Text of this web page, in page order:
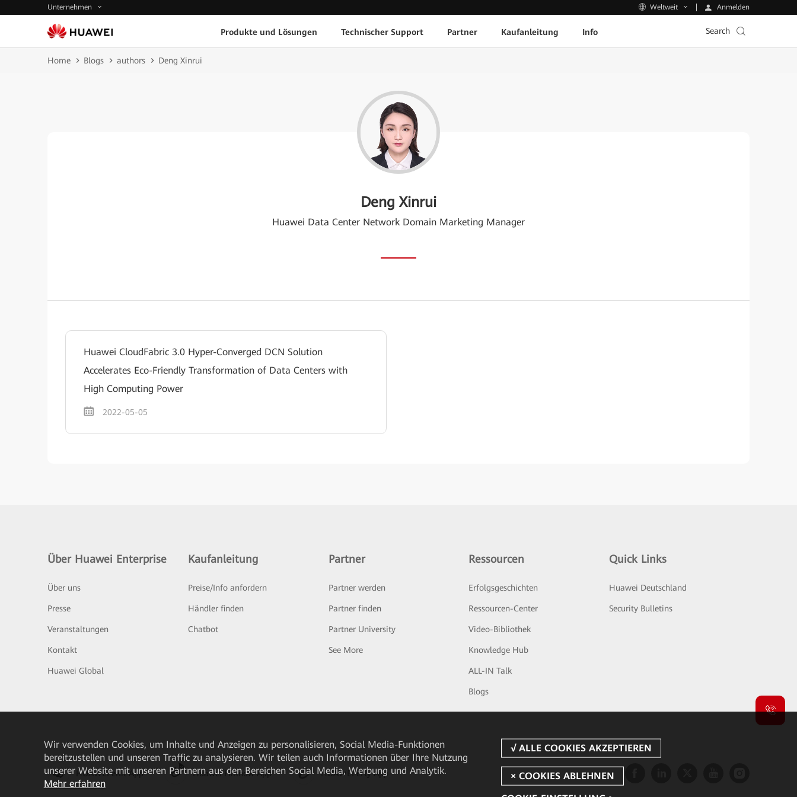
Unternehmen Weltweit Anmelden
Produkte und Lösungen Technischer Support Partner Kaufanleitung Info Search
Home Blogs authors Deng Xinrui
Deng Xinrui
Huawei Data Center Network Domain Marketing Manager
Huawei CloudFabric 3.0 Hyper-Converged DCN Solution
Accelerates Eco-Friendly Transformation of Data Centers with
High Computing Power
2022-05-05
Über Huawei Enterprise
Über uns
Presse
Veranstaltungen
Kontakt
Huawei Global
Kaufanleitung
Preise/Info anfordern
Händler finden
Chatbot
Partner
Partner werden
Partner finden
Partner University
See More
Ressourcen
Erfolgsgeschichten
Ressourcen-Center
Video-Bibliothek
Knowledge Hub
ALL-IN Talk
Blogs
Quick Links
Huawei Deutschland
Security Bulletins
HUAWEI eKit App Huawei HiKnow App HUAWEI eFly App
Wir verwenden Cookies, um Inhalte und Anzeigen zu personalisieren, Social Media-Funktionen
bereitzustellen und unseren Traffic zu analysieren. Wir teilen auch Informationen über Ihre Nutzung
unserer Website mit unseren Partnern aus den Bereichen Social Media, Werbung und Analytik.
Mehr erfahren